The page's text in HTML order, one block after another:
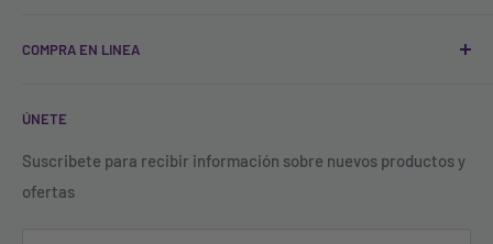
Sucursales
Blog
Política de Tratamiento de Datos
Política de descuentos y acumulación de puntos
COMPRA EN LINEA
FAQ'S
Todos los productos
Buscar productos
ÚNETE
Suscribete para recibir información sobre nuevos productos y
ofertas